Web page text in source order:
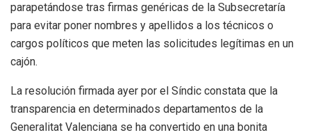
parapetándose tras firmas genéricas de la Subsecretaría
para evitar poner nombres y apellidos a los técnicos o
cargos políticos que meten las solicitudes legítimas en un
cajón.
La resolución firmada ayer por el Síndic constata que la
transparencia en determinados departamentos de la
Generalitat Valenciana se ha convertido en una bonita